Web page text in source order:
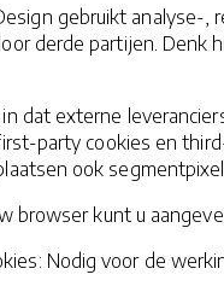
gebruikt analyse-
derde partijen. Denk
dat externe
party cookies en
ook
browser kunt u
Nodig voor de